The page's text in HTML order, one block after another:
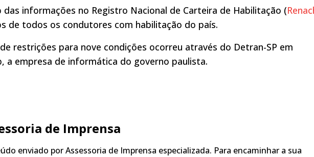
das informações no Registro Nacional de Carteira de Habilitação (
de todos os condutores com habilitação do país.
restrições para nove condições ocorreu através do Detran-SP em
a empresa de informática do governo paulista.
de Imprensa
enviado por Assessoria de Imprensa especializada. Para encaminhar a sua